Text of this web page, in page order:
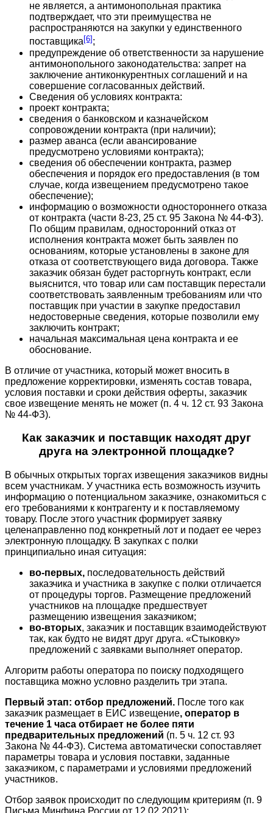
не является, а антимонопольная практика
подтверждает, что эти преимущества не
распространяются на закупки у единственного
поставщика[6];
предупреждение об ответственности за нарушение
антимонопольного законодательства: запрет на
заключение антиконкурентных соглашений и на
совершение согласованных действий.
Сведения об условиях контракта:
проект контракта;
сведения о банковском и казначейском
сопровождении контракта (при наличии);
размер аванса (если авансирование
предусмотрено условиями контракта);
сведения об обеспечении контракта, размер
обеспечения и порядок его предоставления (в том
случае, когда извещением предусмотрено такое
обеспечение);
информацию о возможности одностороннего отказа
от контракта (части 8-23, 25 ст. 95 Закона № 44-ФЗ).
По общим правилам, односторонний отказ от
исполнения контракта может быть заявлен по
основаниям, которые установлены в законе для
отказа от соответствующего вида договора. Также
заказчик обязан будет расторгнуть контракт, если
выяснится, что товар или сам поставщик перестали
соответствовать заявленным требованиям или что
поставщик при участии в закупке предоставил
недостоверные сведения, которые позволили ему
заключить контракт;
начальная максимальная цена контракта и ее
обоснование.
В отличие от участника, который может вносить в
предложение корректировки, изменять состав товара,
условия поставки и сроки действия оферты, заказчик
свое извещение менять не может (п. 4 ч. 12 ст. 93 Закона
№ 44-ФЗ).
Как заказчик и поставщик находят друг
друга на электронной площадке?
В обычных открытых торгах извещения заказчиков видны
всем участникам. У участника есть возможность изучить
информацию о потенциальном заказчике, ознакомиться с
его требованиями к контрагенту и к поставляемому
товару. После этого участник формирует заявку
целенаправленно под конкретный лот и подает ее через
электронную площадку. В закупках с полки
принципиально иная ситуация:
во-первых, последовательность действий
заказчика и участника в закупке с полки отличается
от процедуры торгов. Размещение предложений
участников на площадке предшествует
размещению извещения заказчиком;
во-вторых, заказчик и поставщик взаимодействуют
так, как будто не видят друг друга. «Стыковку»
предложений с заявками выполняет оператор.
Алгоритм работы оператора по поиску подходящего
поставщика можно условно разделить три этапа.
Первый этап: отбор предложений. После того как
заказчик размещает в ЕИС извещение, оператор в
течение 1 часа отбирает не более пяти
предварительных предложений (п. 5 ч. 12 ст. 93
Закона № 44-ФЗ). Система автоматически сопоставляет
параметры товара и условия поставки, заданные
заказчиком, с параметрами и условиями предложений
участников.
Отбор заявок происходит по следующим критериям (п. 9
Письма Минфина России от 12.02.2021):